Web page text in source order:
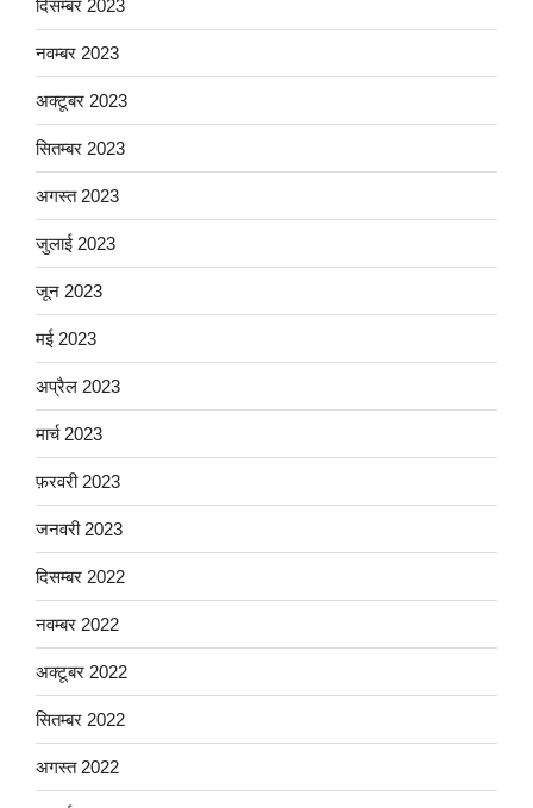
दिसम्बर 2023
नवम्बर 2023
अक्टूबर 2023
सितम्बर 2023
अगस्त 2023
जुलाई 2023
जून 2023
मई 2023
अप्रैल 2023
मार्च 2023
फ़रवरी 2023
जनवरी 2023
दिसम्बर 2022
नवम्बर 2022
अक्टूबर 2022
सितम्बर 2022
अगस्त 2022